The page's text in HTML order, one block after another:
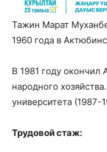
Тажин Марат
1960 года в
В 1981 году окончил
народного
университета (1987-
Трудовой стаж: